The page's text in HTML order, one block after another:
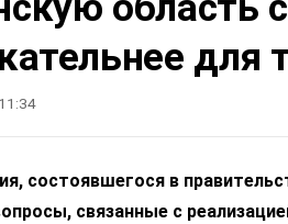
для
состоявшегося в
связанные с